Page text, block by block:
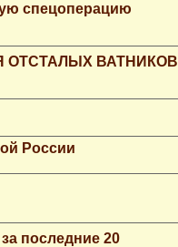
спецоперацию
ОТСТАЛЫХ ВАТНИКОВ
России
последние 20